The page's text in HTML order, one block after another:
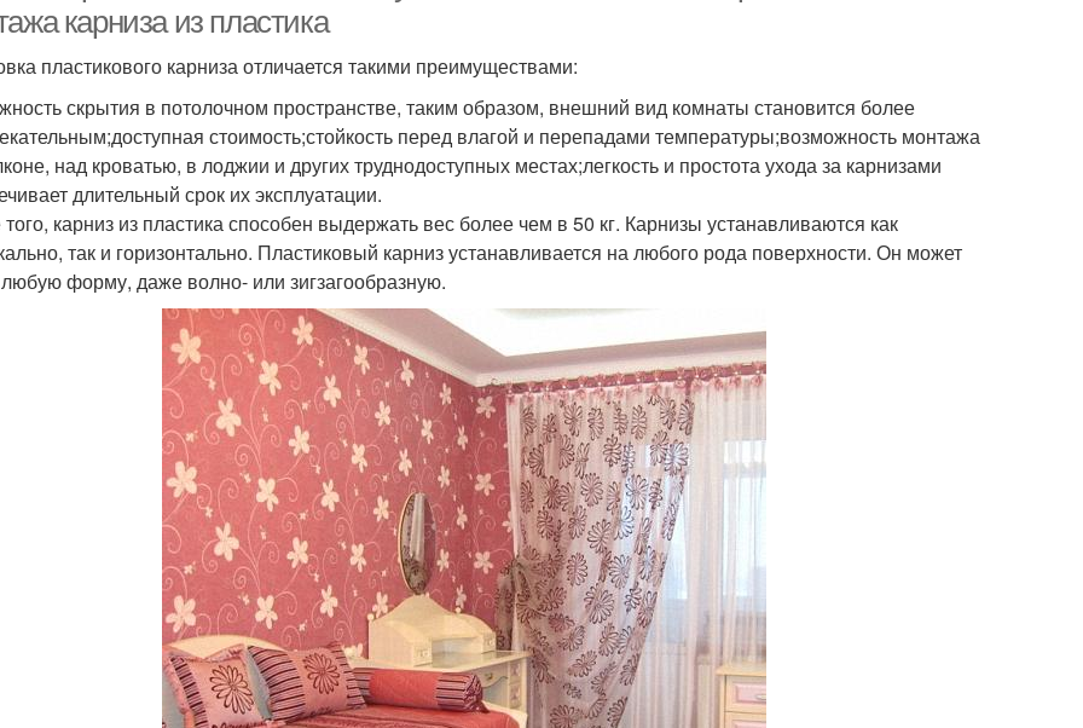
карниза из пластика
пластикового карниза отличается такими преимуществами:
скрытия в потолочном пространстве, таким образом, внешний вид комнаты становится более
стоимость;стойкость перед влагой и перепадами температуры;возможность монтажа
над кроватью, в лоджии и других труднодоступных местах;легкость и простота ухода за карнизами
длительный срок их эксплуатации.
карниз из пластика способен выдержать вес более чем в 50 кг. Карнизы устанавливаются как
так и горизонтально. Пластиковый карниз устанавливается на любого рода поверхности. Он может
форму, даже волно- или зигзагообразную.